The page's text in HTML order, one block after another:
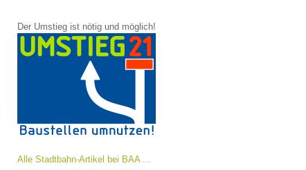
Der Umstieg ist nötig und möglich!
Alle Stadtbahn-Artikel bei BAA ...